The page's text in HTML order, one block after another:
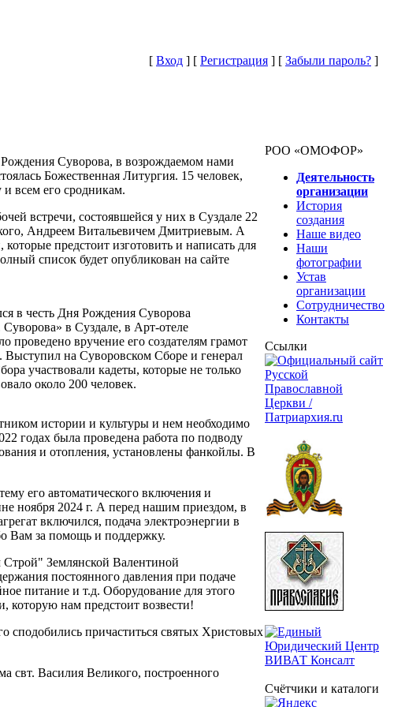
[ Вход ] [ Регистрация ] [ Забыли пароль? ]
Суворова, в возрождаемом нами
Божественная Литургия. 15 человек,
всем его сродникам.
встречи, состоявшейся у них в Суздале 22
Андреем Витальевичем Дмитриевым. А
предстоит изготовить и написать для
список будет опубликован на сайте
в честь Дня Рождения Суворова
в Суздале, в Арт-отеле
вручение его создателям грамот
Выступил на Суворовском Сборе и генерал
участвовали кадеты, которые не только
около 200 человек.
истории и культуры и нем необходимо
годах была проведена работа по подводу
и отопления, установлены фанкойлы. В
его автоматического включения и
ноября 2024 г. А перед нашим приездом, в
включился, подача электроэнергии в
Вам за помощь и поддержку.
Землянской Валентиной
постоянного давления при подаче
питание и т.д. Оборудование для этого
которую нам предстоит возвести!
сподобились причаститься святых Христовых
свт. Василия Великого, построенного
РОО «ОМОФОР»
Деятельность
организации
История
создания
Наше видео
Наши
фотографии
Устав
организации
Сотрудничество
Контакты
Ссылки
Счётчики и каталоги